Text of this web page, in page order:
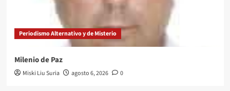
Periodismo Alternativo y de Misterio
Milenio de Paz
Miski Liu Suria agosto 6, 2026 0